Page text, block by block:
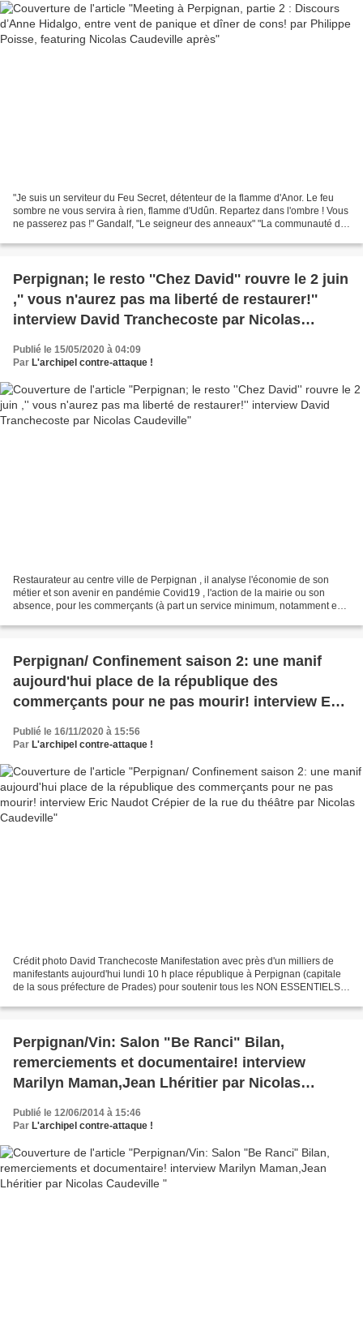
"Je suis un serviteur du Feu Secret, détenteur de la flamme d'Anor. Le feu
sombre ne vous servira à rien, flamme d'Udûn. Repartez dans l'ombre ! Vous
ne passerez pas !" Gandalf, "Le seigneur des anneaux" "La communauté de
Perpignan; le resto ''Chez David'' rouvre le 2 juin
,'' vous n'aurez pas ma liberté de restaurer!''
interview David Tranchecoste par Nicolas
Caudeville
Publié le 15/05/2020 à 04:09
Par L'archipel contre-attaque !
Restaurateur au centre ville de Perpignan , il analyse l'économie de son
métier et son avenir en pandémie Covid19 , l'action de la mairie ou son
absence, pour les commerçants (à part un service minimum, notamment en
Perpignan/ Confinement saison 2: une manif
aujourd'hui place de la république des
commerçants pour ne pas mourir! interview Eric
Caudeville
Publié le 16/11/2020 à 15:56
Par L'archipel contre-attaque !
Crédit photo David Tranchecoste Manifestation avec près d'un milliers de
manifestants aujourd'hui lundi 10 h place république à Perpignan (capitale
de la sous préfecture de Prades) pour soutenir tous les NON ESSENTIELS
Perpignan/Vin: Salon "Be Ranci" Bilan,
remerciements et documentaire! interview
Marilyn Maman,Jean Lhéritier par Nicolas
Caudeville
Publié le 12/06/2014 à 15:46
Par L'archipel contre-attaque !